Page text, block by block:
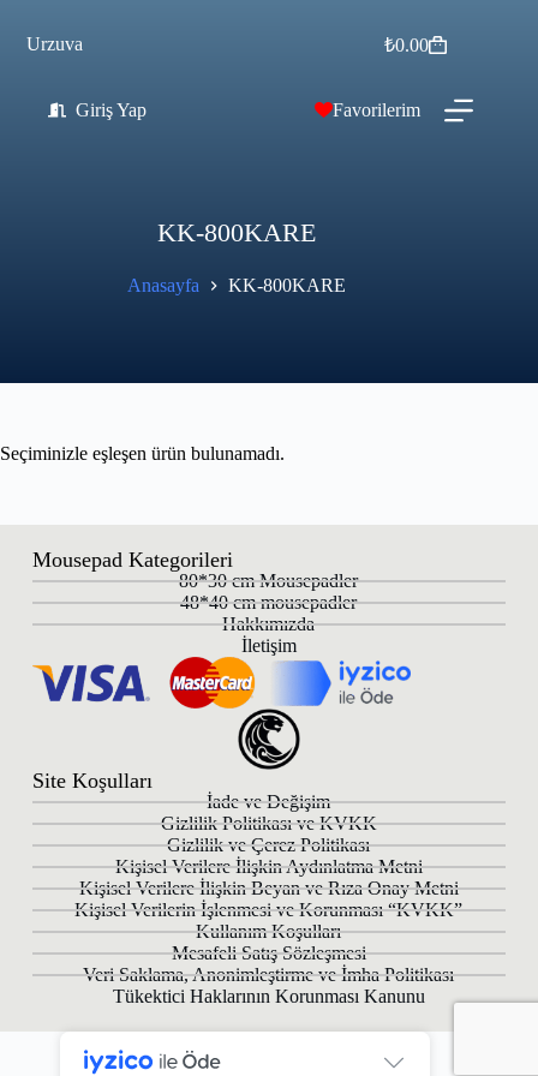
Urzuva ₺0.00
Giriş Yap Favorilerim
KK-800KARE
Anasayfa KK-800KARE
Seçiminizle eşleşen ürün bulunamadı.
Mousepad Kategorileri
80*30 cm Mousepadler
48*40 cm mousepadler
Hakkımızda
İletişim
Site Koşulları
İade ve Değişim
Gizlilik Politikası ve KVKK
Gizlilik ve Çerez Politikası
Kişisel Verilere İlişkin Aydınlatma Metni
Kişisel Verilere İlişkin Beyan ve Rıza Onay Metni
Kişisel Verilerin İşlenmesi ve Korunması “KVKK”
Kullanım Koşulları
Mesafeli Satış Sözleşmesi
Veri Saklama, Anonimleştirme ve İmha Politikası
Tükektici Haklarının Korunması Kanunu